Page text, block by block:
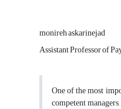
monireh askarinejad
Assistant Professor of
One of the most
competent